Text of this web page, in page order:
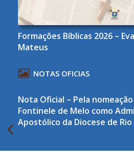
Formações Bíblicas 2026 –
Mateus
NOTAS OFICIAS
Nota Oficial – Pela
Fontinele de Melo como
Apostólico da Diocese de Rio